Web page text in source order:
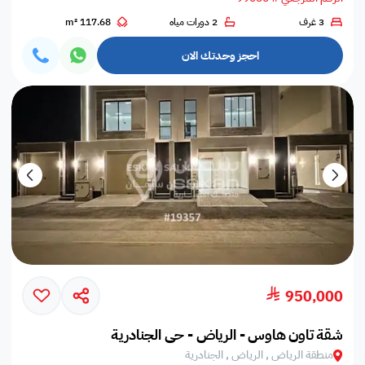
3 غرف 2 دورات مياه 117.68 m²
احجز وحدتك الان
950,000
شقة تاون هاوس - الرياض - حي الجنادرية
منطقة الرياض , الرياض , الجنادرية